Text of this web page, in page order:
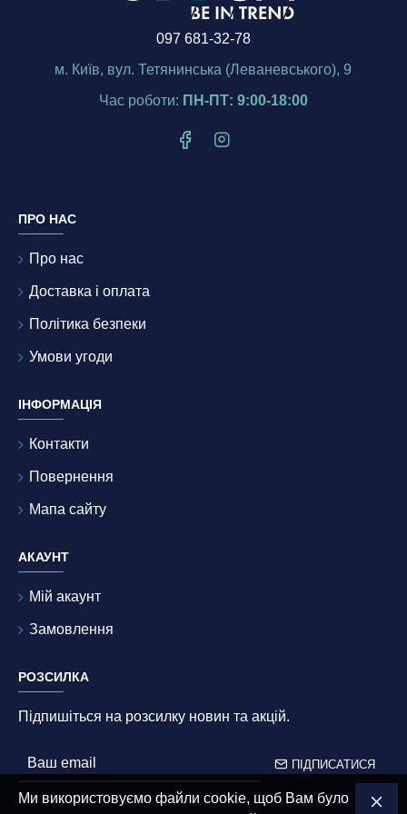
097 681-32-78
м. Київ, вул. Тетянинська (Леваневського), 9
Час роботи: ПН-ПТ: 9:00-18:00
ПРО НАС
Про нас
Доставка і оплата
Політика безпеки
Умови угоди
ІНФОРМАЦІЯ
Контакти
Повернення
Мапа сайту
АКАУНТ
Мій акаунт
Замовлення
РОЗСИЛКА
Підпишіться на розсилку новин та акцій.
ПІДПИСАТИСЯ
Ми використовуємо файли cookie, щоб Вам було